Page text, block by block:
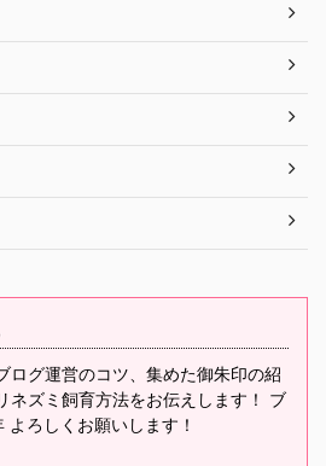
ログ運営のコツ、集めた御朱印の紹
ネズミ飼育方法をお伝えします！ ブ
よろしくお願いします！